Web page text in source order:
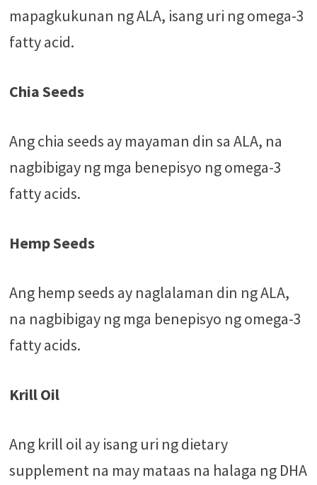
mapagkukunan ng ALA, isang uri ng omega-3
fatty acid.
Chia Seeds
Ang chia seeds ay mayaman din sa ALA, na
nagbibigay ng mga benepisyo ng omega-3
fatty acids.
Hemp Seeds
Ang hemp seeds ay naglalaman din ng ALA,
na nagbibigay ng mga benepisyo ng omega-3
fatty acids.
Krill Oil
Ang krill oil ay isang uri ng dietary
supplement na may mataas na halaga ng DHA